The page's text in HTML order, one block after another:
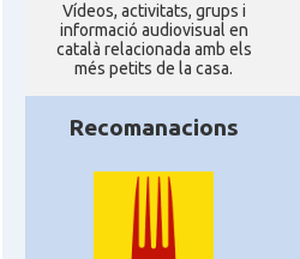
Ví­deos, activitats, grups i
informació audiovisual en
català relacionada amb els
més petits de la casa.
Recomanacions